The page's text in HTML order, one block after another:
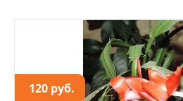
120 руб.